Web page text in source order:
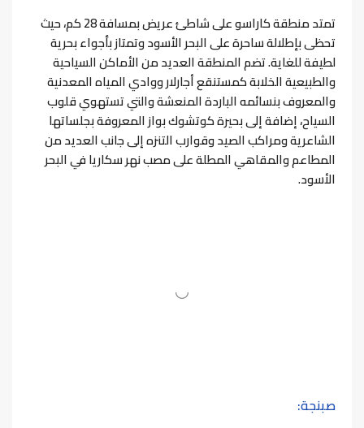
تمتد منطقة كاراسو على شاطئ عريض بمسافة 28 كم، حيث
تحظى بإطلالة ساحرة على البحر الأسود وتمتاز بأجواء بحرية
لطيفة للغاية.تضم المنطقة العديد من الأماكن السياحية
والطبيعية الخلابة كمستنقع أجارلار ووادي المياه المعدنية
والمعروف بنسائمه الباردة المنعشة والتي تستهوي قلوب
السياح، إضافة إلى بحيرة كوتشوك بواز المعروفة بجلساتها
الشاعرية ومراكب الصيد وقوارب التنزه إلى جانب العديد من
المطاعم والمقاهي المطلة على مصب نهر سكاريا في البحر
الأسود.
صبنجة: